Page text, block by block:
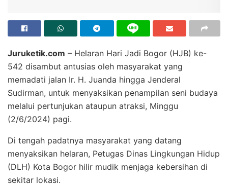
Juruketik.com – Helaran Hari Jadi Bogor (HJB) ke-
542 disambut antusias oleh masyarakat yang
memadati jalan Ir. H. Juanda hingga Jenderal
Sudirman, untuk menyaksikan penampilan seni budaya
melalui pertunjukan ataupun atraksi, Minggu
(2/6/2024) pagi.
Di tengah padatnya masyarakat yang datang
menyaksikan helaran, Petugas Dinas Lingkungan Hidup
(DLH) Kota Bogor hilir mudik menjaga kebersihan di
sekitar lokasi.